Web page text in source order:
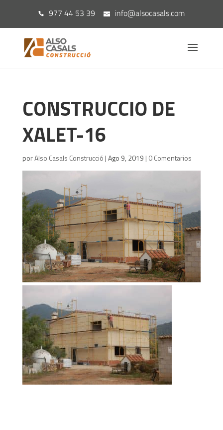
977 44 53 39 info@alsocasals.com
CONSTRUCCIO DE
XALET-16
porAlso Casals Construcció |Ago 9, 2019 | 0 Comentarios